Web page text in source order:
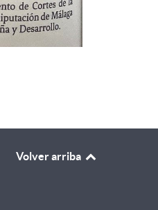
Volver arriba